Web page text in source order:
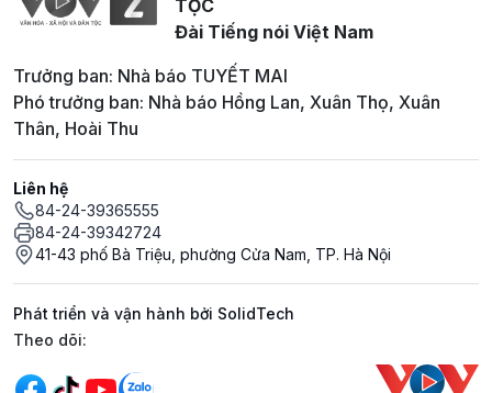
TỘC
Đài Tiếng nói Việt Nam
Trưởng ban: Nhà báo TUYẾT MAI
Phó trưởng ban: Nhà báo Hồng Lan, Xuân Thọ, Xuân
Thân, Hoài Thu
Liên hệ
84-24-39365555
84-24-39342724
41-43 phố Bà Triệu, phường Cửa Nam, TP. Hà Nội
Phát triển và vận hành bởi SolidTech
Mạng xã hội
Theo dõi: